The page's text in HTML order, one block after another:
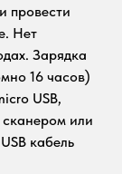
провести
Нет
Зарядка
16 часов)
USB,
сканером или
кабель